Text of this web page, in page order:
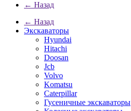
← Назад
← Назад
Экскаваторы
Hyundai
Hitachi
Doosan
Jcb
Volvo
Komatsu
Caterpillar
Гусеничные экскаваторы